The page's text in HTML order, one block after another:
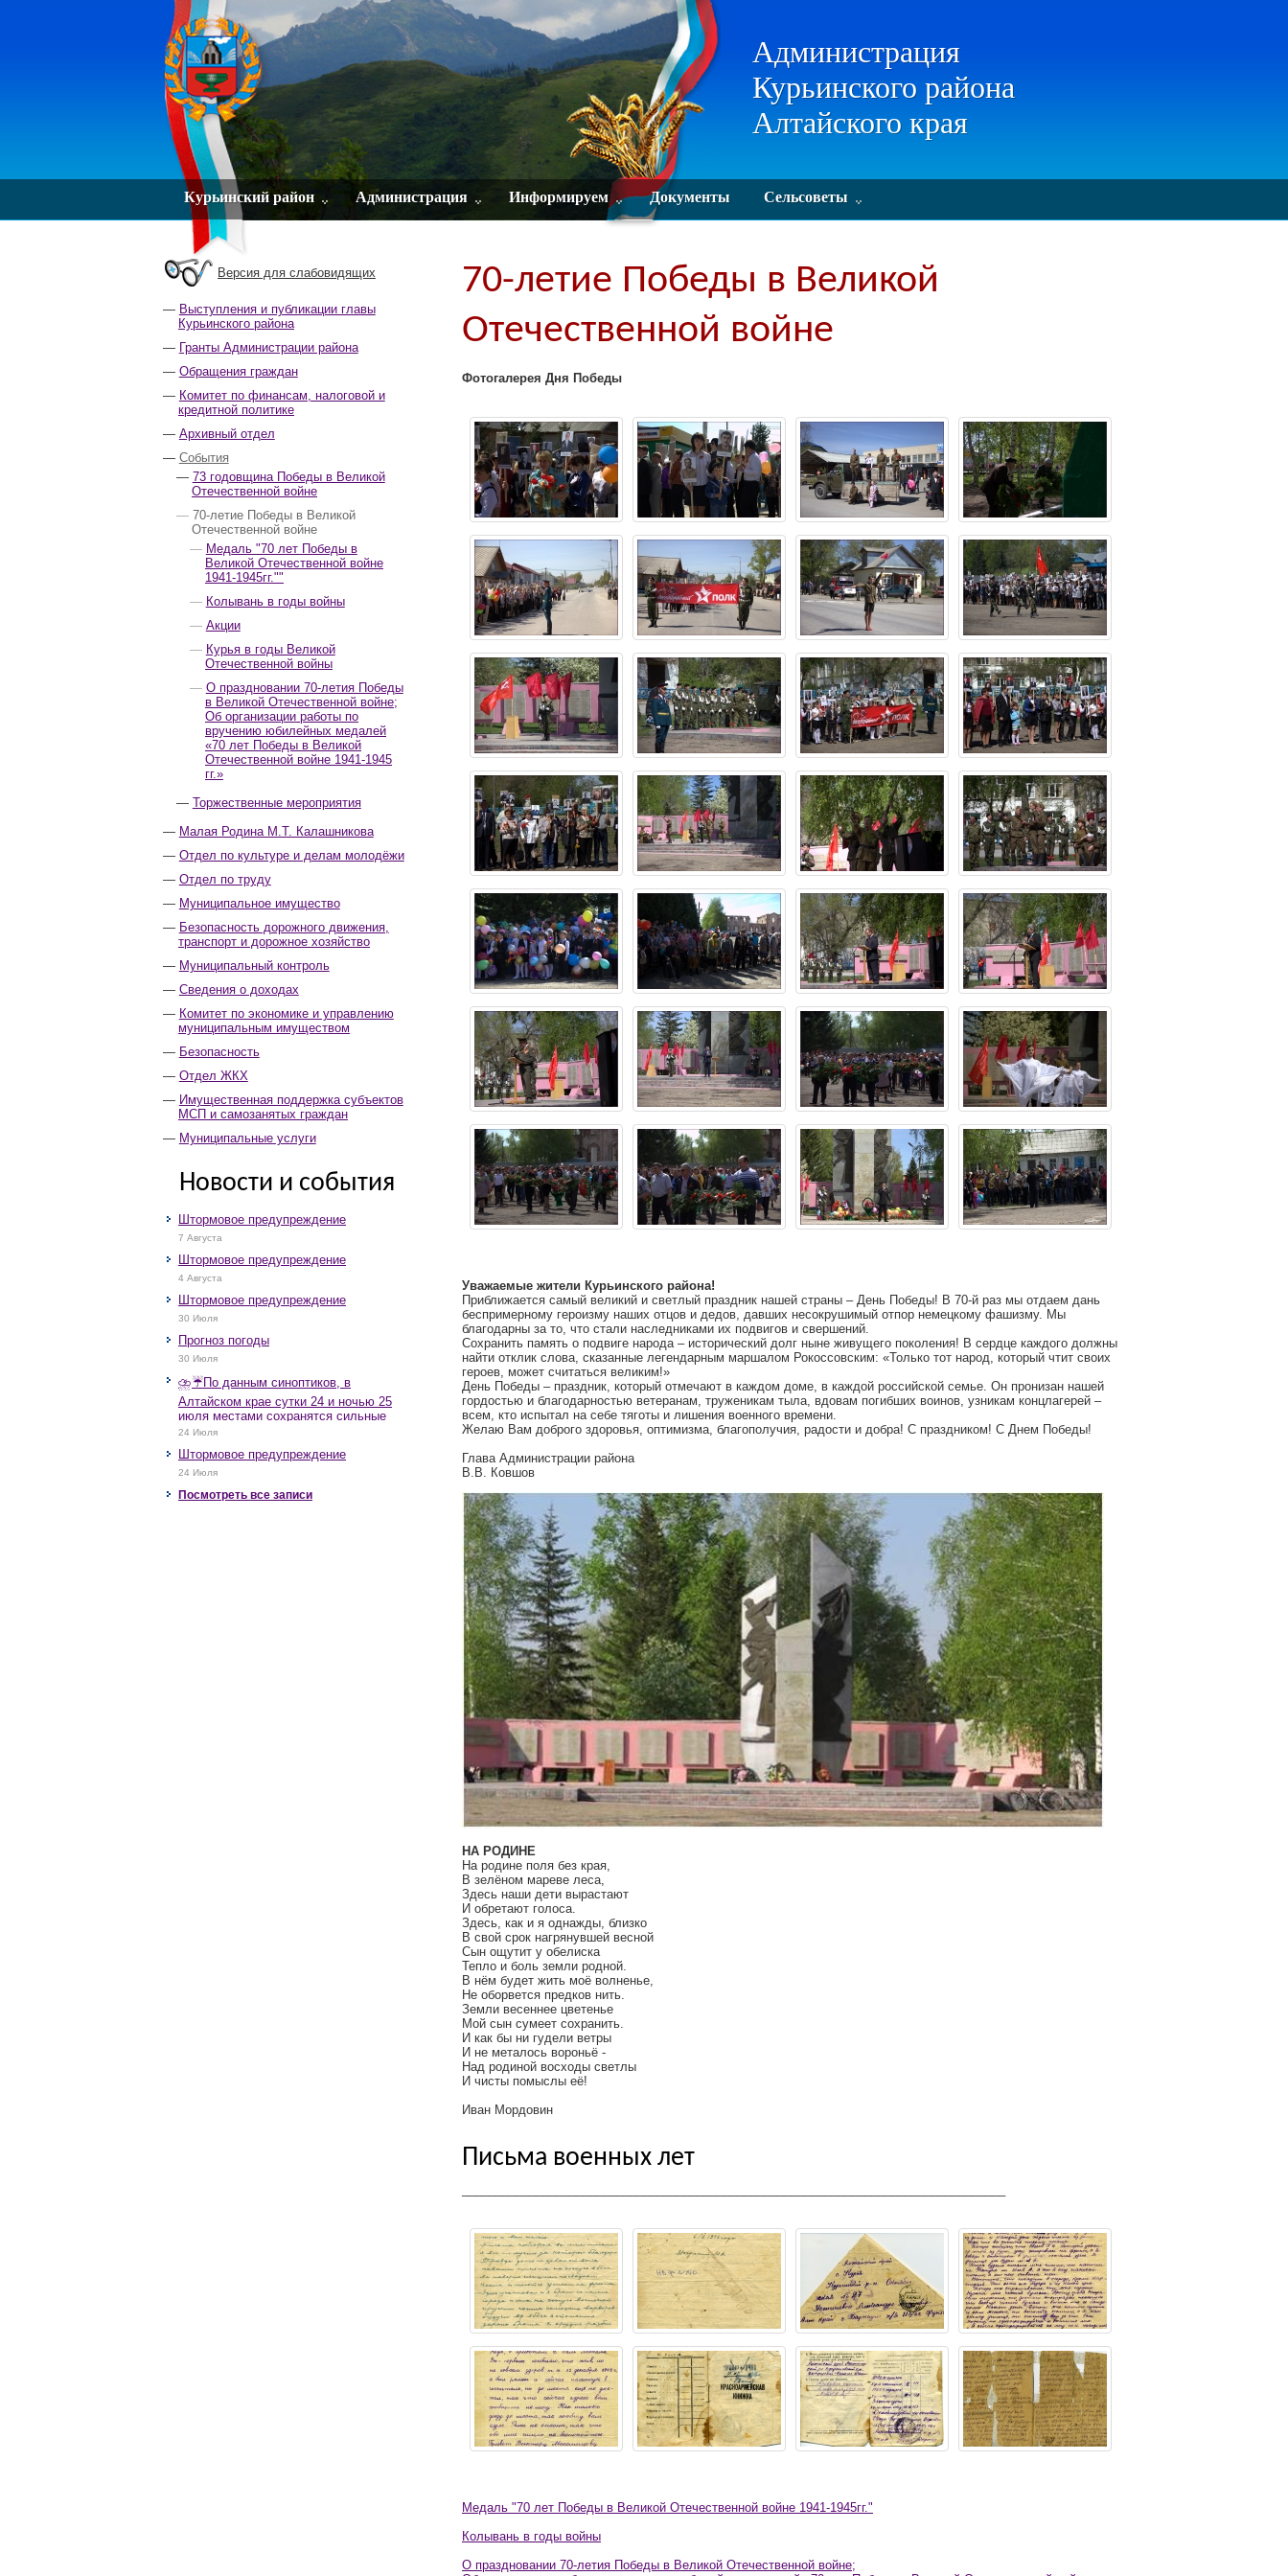
Администрация
Курьинского района
Алтайского края
Курьинский район Администрация Информируем Документы Сельсоветы
Версия для слабовидящих
Выступления и публикации главы
Курьинского района
Гранты Администрации района
Обращения граждан
Комитет по финансам, налоговой и
кредитной политике
Архивный отдел
События
73 годовщина Победы в Великой
Отечественной войне
70-летие Победы в Великой
Отечественной войне
Медаль "70 лет Победы в
Великой Отечественной войне
1941-1945гг.""
Колывань в годы войны
Акции
Курья в годы Великой
Отечественной войны
О праздновании 70-летия Победы
в Великой Отечественной войне;
Об организации работы по
вручению юбилейных медалей
«70 лет Победы в Великой
Отечественной войне 1941-1945
гг.»
Торжественные мероприятия
Малая Родина М.Т. Калашникова
Отдел по культуре и делам молодёжи
Отдел по труду
Муниципальное имущество
Безопасность дорожного движения,
транспорт и дорожное хозяйство
Муниципальный контроль
Сведения о доходах
Комитет по экономике и управлению
муниципальным имуществом
Безопасность
Отдел ЖКХ
Имущественная поддержка субъектов
МСП и самозанятых граждан
Муниципальные услуги
Новости и события
Штормовое предупреждение
7 Августа
Штормовое предупреждение
4 Августа
Штормовое предупреждение
30 Июля
Прогноз погоды
30 Июля
⛈️☔️По данным синоптиков, в
Алтайском крае сутки 24 и ночью 25
июля местами сохранятся сильные
дожди, грозы, при грозах очень
крупный град, шквалистое усиление
ветра до 17-22 м/с, местами порывы
25 м/с и более.
24 Июля
Штормовое предупреждение
24 Июля
Посмотреть все записи
70-летие Победы в Великой
Отечественной войне
Фотогалерея Дня Победы
Уважаемые жители Курьинского района!
Приближается самый великий и светлый праздник нашей страны – День Победы! В 70-й раз мы отдаем дань
беспримерному героизму наших отцов и дедов, давших несокрушимый отпор немецкому фашизму. Мы
благодарны за то, что стали наследниками их подвигов и свершений.
Сохранить память о подвиге народа – исторический долг ныне живущего поколения! В сердце каждого должны
найти отклик слова, сказанные легендарным маршалом Рокоссовским: «Только тот народ, который чтит своих
героев, может считаться великим!»
День Победы – праздник, который отмечают в каждом доме, в каждой российской семье. Он пронизан нашей
гордостью и благодарностью ветеранам, труженикам тыла, вдовам погибших воинов, узникам концлагерей –
всем, кто испытал на себе тяготы и лишения военного времени.
Желаю Вам доброго здоровья, оптимизма, благополучия, радости и добра! С праздником! С Днем Победы!
Глава Администрации района
В.В. Ковшов
НА РОДИНЕ
На родине поля без края,
В зелёном мареве леса,
Здесь наши дети вырастают
И обретают голоса.
Здесь, как и я однажды, близко
В свой срок нагрянувшей весной
Сын ощутит у обелиска
Тепло и боль земли родной.
В нём будет жить моё волненье,
Не оборвется предков нить.
Земли весеннее цветенье
Мой сын сумеет сохранить.
И как бы ни гудели ветры
И не металось вороньё -
Над родиной восходы светлы
И чисты помыслы её!
Иван Мордовин
Письма военных лет
Медаль "70 лет Победы в Великой Отечественной войне 1941-1945гг."
Колывань в годы войны
О праздновании 70-летия Победы в Великой Отечественной войне;